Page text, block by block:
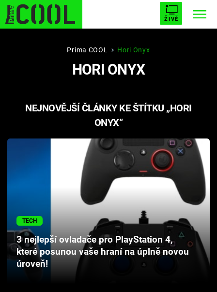
ŽIVĚ
STARHOUSE BUFFY, PŘEMOŽITELKA UPÍRŮ
PLNEJ KOTEL AVENGERS 5
Cool Esport
Pořady
Prima COOL Hori Onyx
HORI ONYX
NEJNOVĚJŠÍ ČLÁNKY KE ŠTÍTKU „HORI
ONYX“
TECH
3 nejlepší ovladače pro PlayStation 4,
které posunou vaše hraní na úplně novou
úroveň!